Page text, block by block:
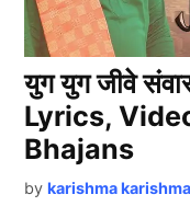
युग युग जीवे
Lyrics,
Bhajans
by karishma karishma